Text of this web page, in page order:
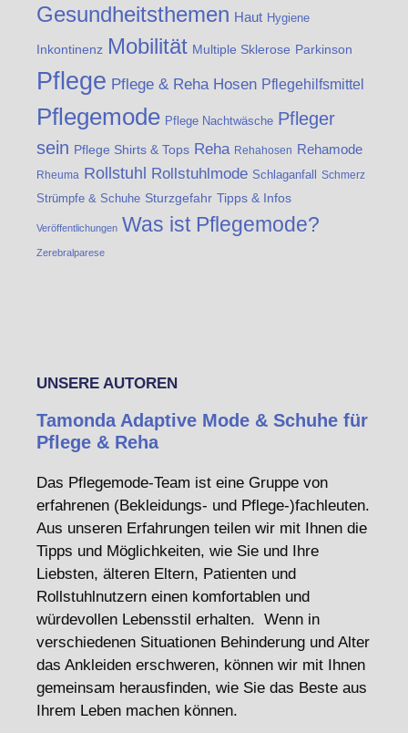
Gesundheitsthemen Haut Hygiene
Inkontinenz Mobilität Multiple Sklerose Parkinson
Pflege Pflege & Reha Hosen Pflegehilfsmittel
Pflegemode Pflege Nachtwäsche Pfleger
sein Pflege Shirts & Tops Reha Rehahosen Rehamode
Rheuma Rollstuhl Rollstuhlmode Schlaganfall Schmerz
Strümpfe & Schuhe Sturzgefahr Tipps & Infos
Veröffentlichungen Was ist Pflegemode?
Zerebralparese
UNSERE AUTOREN
Tamonda Adaptive Mode & Schuhe für
Pflege & Reha
Das Pflegemode-Team ist eine Gruppe von
erfahrenen (Bekleidungs- und Pflege-)fachleuten.
Aus unseren Erfahrungen teilen wir mit Ihnen die
Tipps und Möglichkeiten, wie Sie und Ihre
Liebsten, älteren Eltern, Patienten und
Rollstuhlnutzern einen komfortablen und
würdevollen Lebensstil erhalten. Wenn in
verschiedenen Situationen Behinderung und Alter
das Ankleiden erschweren, können wir mit Ihnen
gemeinsam herausfinden, wie Sie das Beste aus
Ihrem Leben machen können.